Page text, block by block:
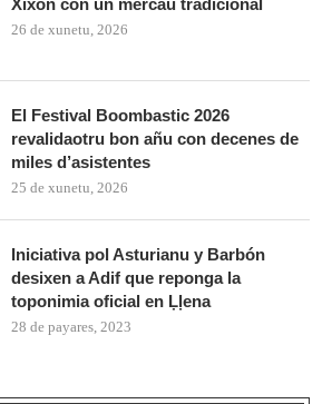
26 de xunetu, 2026
El Festival Boombastic 2026
revalidaotru bon añu con decenes de
miles d’asistentes
25 de xunetu, 2026
Iniciativa pol Asturianu y Barbón
desixen a Adif que reponga la
toponimia oficial en Ḷḷena
28 de payares, 2023